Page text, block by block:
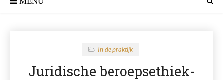
In de praktijk
Juridische beroepsethiek-